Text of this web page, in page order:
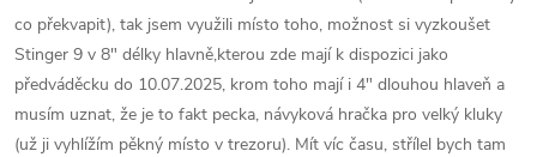
k
y
v
co překvapit), tak jsem využili místo toho, možnost si vyzkoušet
Stinger 9 v 8" délky hlavně,kterou zde mají k dispozici jako
předváděcku do 10.07.2025, krom toho mají i 4" dlouhou hlaveň a
musím uznat, že je to fakt pecka, návyková hračka pro velký kluky
(už ji vyhlížím pěkný místo v trezoru). Mít víc času, střílel bych tam